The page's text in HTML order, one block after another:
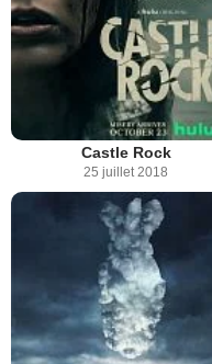
Castle Rock
25 juillet 2018